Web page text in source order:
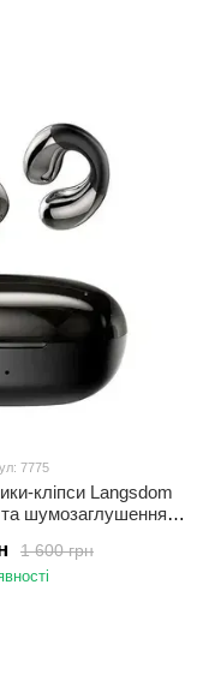
7775
кліпси Langsdom
шумозаглушенням
1 600 грн